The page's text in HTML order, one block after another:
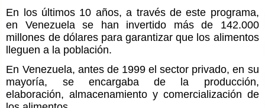
En los últimos 10 años, a través de este programa,
en Venezuela se han invertido más de 142.000
millones de dólares para garantizar que los alimentos
lleguen a la población.
En Venezuela, antes de 1999 el sector privado, en su
mayoría, se encargaba de la producción,
elaboración, almacenamiento y comercialización de